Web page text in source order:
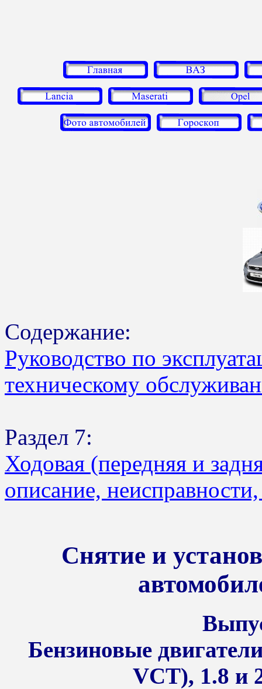
Содержание:
Руководство по
техническому
Раздел 7:
Ходовая (передняя и
описание,
Снятие и
Бензиновые
VCT), 1.8 и